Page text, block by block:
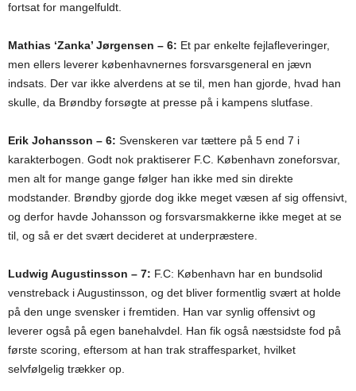
fortsat for mangelfuldt.
Mathias ‘Zanka’ Jørgensen – 6: Et par enkelte fejlafleveringer,
men ellers leverer københavnernes forsvarsgeneral en jævn
indsats. Der var ikke alverdens at se til, men han gjorde, hvad han
skulle, da Brøndby forsøgte at presse på i kampens slutfase.
Erik Johansson – 6: Svenskeren var tættere på 5 end 7 i
karakterbogen. Godt nok praktiserer F.C. København zoneforsvar,
men alt for mange gange følger han ikke med sin direkte
modstander. Brøndby gjorde dog ikke meget væsen af sig offensivt,
og derfor havde Johansson og forsvarsmakkerne ikke meget at se
til, og så er det svært decideret at underpræstere.
Ludwig Augustinsson – 7: F.C: København har en bundsolid
venstreback i Augustinsson, og det bliver formentlig svært at holde
på den unge svensker i fremtiden. Han var synlig offensivt og
leverer også på egen banehalvdel. Han fik også næstsidste fod på
første scoring, eftersom at han trak straffesparket, hvilket
selvfølgelig trækker op.